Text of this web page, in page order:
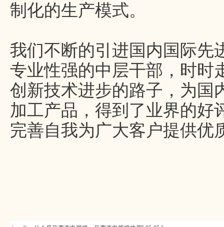
制化的生产模式。
我们不断的引进国内国际先
专业性强的中层干部，时时
创新技术进步的路子，为国
加工产品，得到了业界的好
完善自我为广大客户提供优